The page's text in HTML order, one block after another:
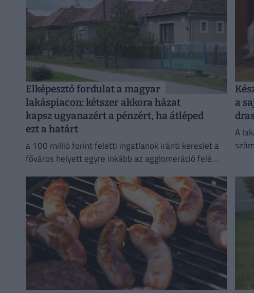
Elképesztő fordulat a magyar
lakáspiacon: kétszer akkora házat
kapsz ugyanazért a pénzért, ha átléped
ezt a határt
a 100 millió forint feletti ingatlanok iránti kereslet a
főváros helyett egyre inkább az agglomeráció felé
a
A